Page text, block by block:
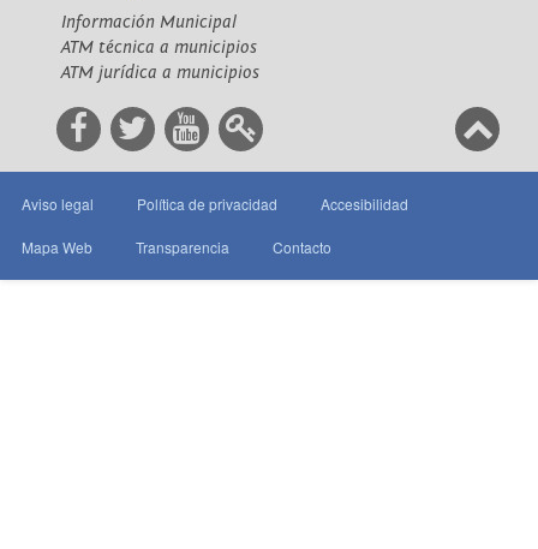
Información Municipal
ATM técnica a municipios
ATM jurídica a municipios
Aviso legal Política de privacidad Accesibilidad
Mapa Web Transparencia Contacto